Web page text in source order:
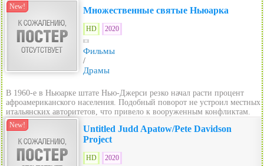
New! Множественные святые Ньюарка
HD 2020
Фильмы
/
Драмы
В 1960-е в Ньюарке штате Нью-Джерси резко начал расти процент
афроамериканского населения. Подобный поворот не устроил местных
итальянских авторитетов, что привело к вооруженным конфликтам.
New!
Untitled Judd Apatow/Pete Davidson
Project
HD 2020